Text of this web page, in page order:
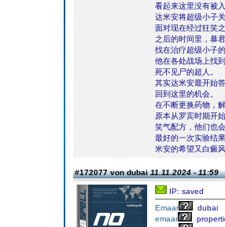
看起来这里没有被
达米安将超级小子
面对现在经过狂笑
之后的时间里，暴
找在治疗超级小子
他在各处战场上找
死不见尸的超人。
其实达米安最开始
回到这里的机会。
在不断更换药物，
原本从罗宾时期开
笑气配方，他们也
最好的一次实验结
米安的希望又白癜
#172077 von dubai11.11.2024 - 11:59
IP: saved
Emaar
dubai
emaar